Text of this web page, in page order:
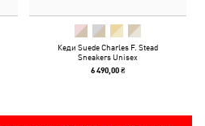
Кеди Suede Charles F. Stead
Sneakers Unisex
6 490,00 ₴